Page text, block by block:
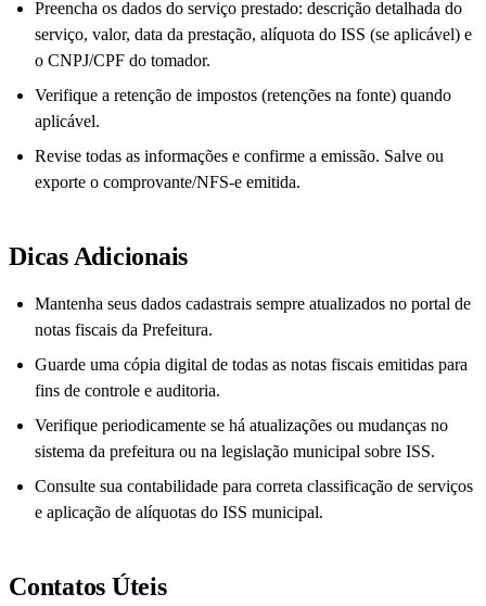
Preencha os dados do serviço prestado: descrição detalhada do
serviço, valor, data da prestação, alíquota do ISS (se aplicável) e
o CNPJ/CPF do tomador.
Verifique a retenção de impostos (retenções na fonte) quando
aplicável.
Revise todas as informações e confirme a emissão. Salve ou
exporte o comprovante/NFS-e emitida.
Dicas Adicionais
Mantenha seus dados cadastrais sempre atualizados no portal de
notas fiscais da Prefeitura.
Guarde uma cópia digital de todas as notas fiscais emitidas para
fins de controle e auditoria.
Verifique periodicamente se há atualizações ou mudanças no
sistema da prefeitura ou na legislação municipal sobre ISS.
Consulte sua contabilidade para correta classificação de serviços
e aplicação de alíquotas do ISS municipal.
Contatos Úteis